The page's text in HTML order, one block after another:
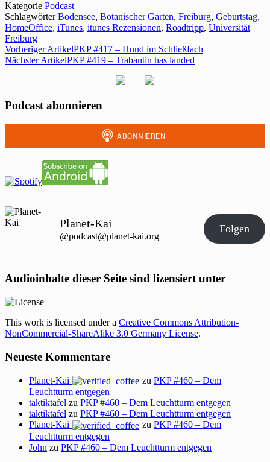
Kategorie Podcast
SchlagwörterBodensee, Botanischer Garten, Freiburg, Geburtstag,
HomeOffice, iTunes, itunes Rezensionen, Roadtripp, Universität
Freiburg
Vorheriger ArtikelPKP #417 – Hund im Schließfach
Nächster ArtikelPKP #419 – Trabantin has landed
Podcast abonnieren
Planet-Kai
@podcast@planet-kai.org
Folgen
Audioinhalte dieser Seite sind lizensiert unter
This work is licensed under a Creative Commons Attribution-
NonCommercial-ShareAlike 3.0 Germany License.
Neueste Kommentare
Planet-Kai zuPKP #460 – Dem
Leuchtturm entgegen
taktiktafel zu PKP #460 – Dem Leuchtturm entgegen
taktiktafel zu PKP #460 – Dem Leuchtturm entgegen
Planet-Kai
zuPKP #460 – Dem
Leuchtturm entgegen
John zu PKP #460 – Dem Leuchtturm entgegen